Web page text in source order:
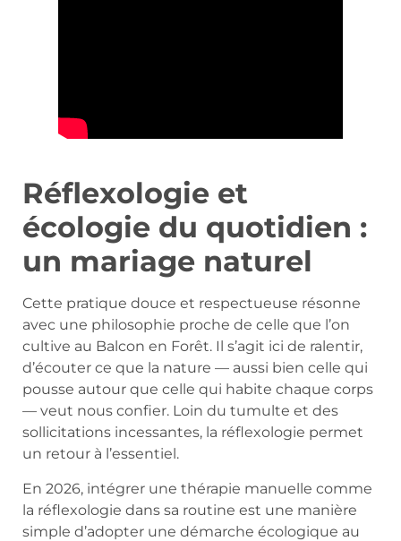
Réflexologie et
écologie du quotidien :
un mariage naturel
Cette pratique douce et respectueuse résonne
avec une philosophie proche de celle que l’on
cultive au Balcon en Forêt. Il s’agit ici de ralentir,
d’écouter ce que la nature — aussi bien celle qui
pousse autour que celle qui habite chaque corps
— veut nous confier. Loin du tumulte et des
sollicitations incessantes, la réflexologie permet
un retour à l’essentiel.
En 2026, intégrer une thérapie manuelle comme
la réflexologie dans sa routine est une manière
simple d’adopter une démarche écologique au